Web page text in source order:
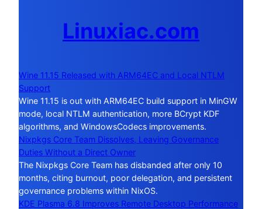
Linuxiac.com
Wine 11.15 Released with ARM64EC and Local NTLM
Support
Wine 11.15 is out with ARM64EC build support in MinGW
mode, local NTLM authentication, more BCrypt KDF
algorithms, and WindowsCodecs improvements.
Nixpkgs Core Team Dissolves, Leaving Governance
Duties Without a Direct Owner
The Nixpkgs Core Team has disbanded after only 10
months, citing burnout, poor delegation, and persistent
governance problems within NixOS.
KDE Plasma 6.8 Improves Remote Desktop Performance